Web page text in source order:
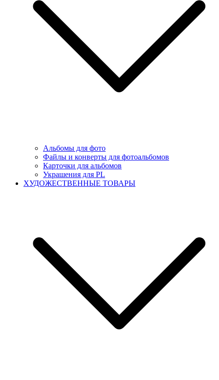
Альбомы для фото
Файлы и конверты для фотоальбомов
Карточки для альбомов
Украшения для PL
ХУДОЖЕСТВЕННЫЕ ТОВАРЫ